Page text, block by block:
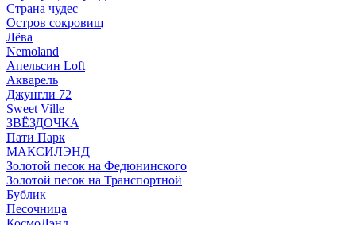
Страна чудес
Остров сокровищ
Лёва
Nemoland
Апельсин Loft
Акварель
Джунгли 72
Sweet Ville
ЗВЁЗДОЧКА
Пати Парк
МАКСИЛЭНД
Золотой песок на Федюнинского
Золотой песок на Транспортной
Бублик
Песочница